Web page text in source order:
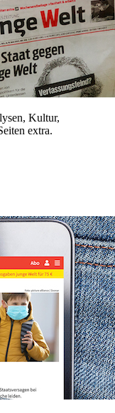
Kultur,
extra.